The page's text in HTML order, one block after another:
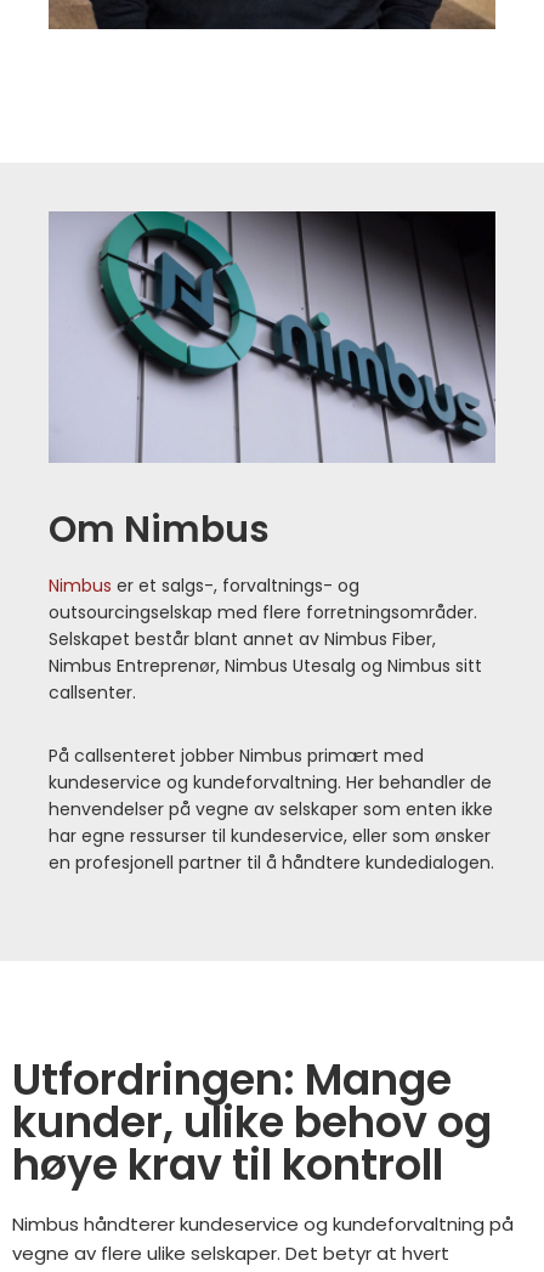
Om Nimbus
Nimbus er et salgs-, forvaltnings- og
outsourcingselskap med flere forretningsområder.
Selskapet består blant annet av Nimbus Fiber,
Nimbus Entreprenør, Nimbus Utesalg og Nimbus sitt
callsenter.
På callsenteret jobber Nimbus primært med
kundeservice og kundeforvaltning. Her behandler de
henvendelser på vegne av selskaper som enten ikke
har egne ressurser til kundeservice, eller som ønsker
en profesjonell partner til å håndtere kundedialogen.
Utfordringen: Mange
kunder, ulike behov og
høye krav til kontroll
Nimbus håndterer kundeservice og kundeforvaltning på
vegne av flere ulike selskaper. Det betyr at hvert